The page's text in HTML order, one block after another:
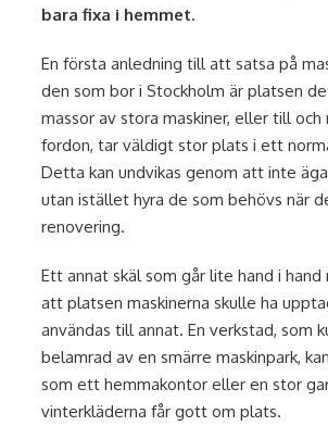
bara fixa i hemmet.
En första anledning till att satsa på
den som bor i Stockholm är platsen
massor av stora maskiner, eller till och
fordon, tar väldigt stor plats i ett
Detta kan undvikas genom att inte äga
utan istället hyra de som behövs när
renovering.
Ett annat skäl som går lite hand i
att platsen maskinerna skulle ha
användas till annat. En verkstad, som
belamrad av en smärre maskinpark,
som ett hemmakontor eller en stor
vinterkläderna får gott om plats.